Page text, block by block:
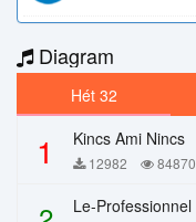
Diagram
Hét 32
1 Kincs Ami Nincs
12982 84870